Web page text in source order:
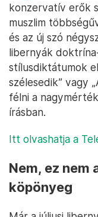
konzervatív erők
muszlim
és az új szó
libernyák
stílusdiktátumok
szélesedik” vagy
félni a
írásban.
Itt olvashatja a
Nem, ez nem
köpönyeg